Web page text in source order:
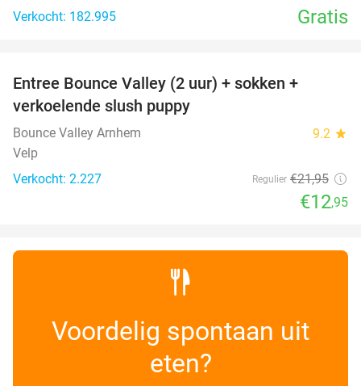
Verkocht: 182.995
Gratis
Entree Bounce Valley (2 uur) + sokken +
verkoelende slush puppy
Bounce Valley Arnhem 9.2 star
Velp
Verkocht: 2.227
Regulier €21,95
€12,95
Voordelig spontaan uit
eten?